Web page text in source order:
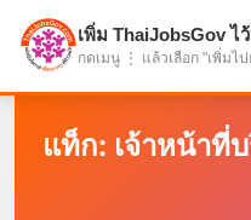
แบ่งปันโอกาส เพื่ออน
แท็ก: เจ้าหน้าที่
เพิ่ม ThaiJobsGov ไ
กดเมนู ⋮ แล้วเลือก "เพิ่มไ